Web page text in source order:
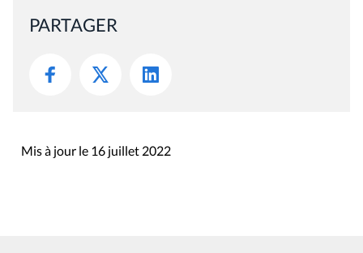
G
T
PARTAGER
Mis à jour le 16 juillet 2022